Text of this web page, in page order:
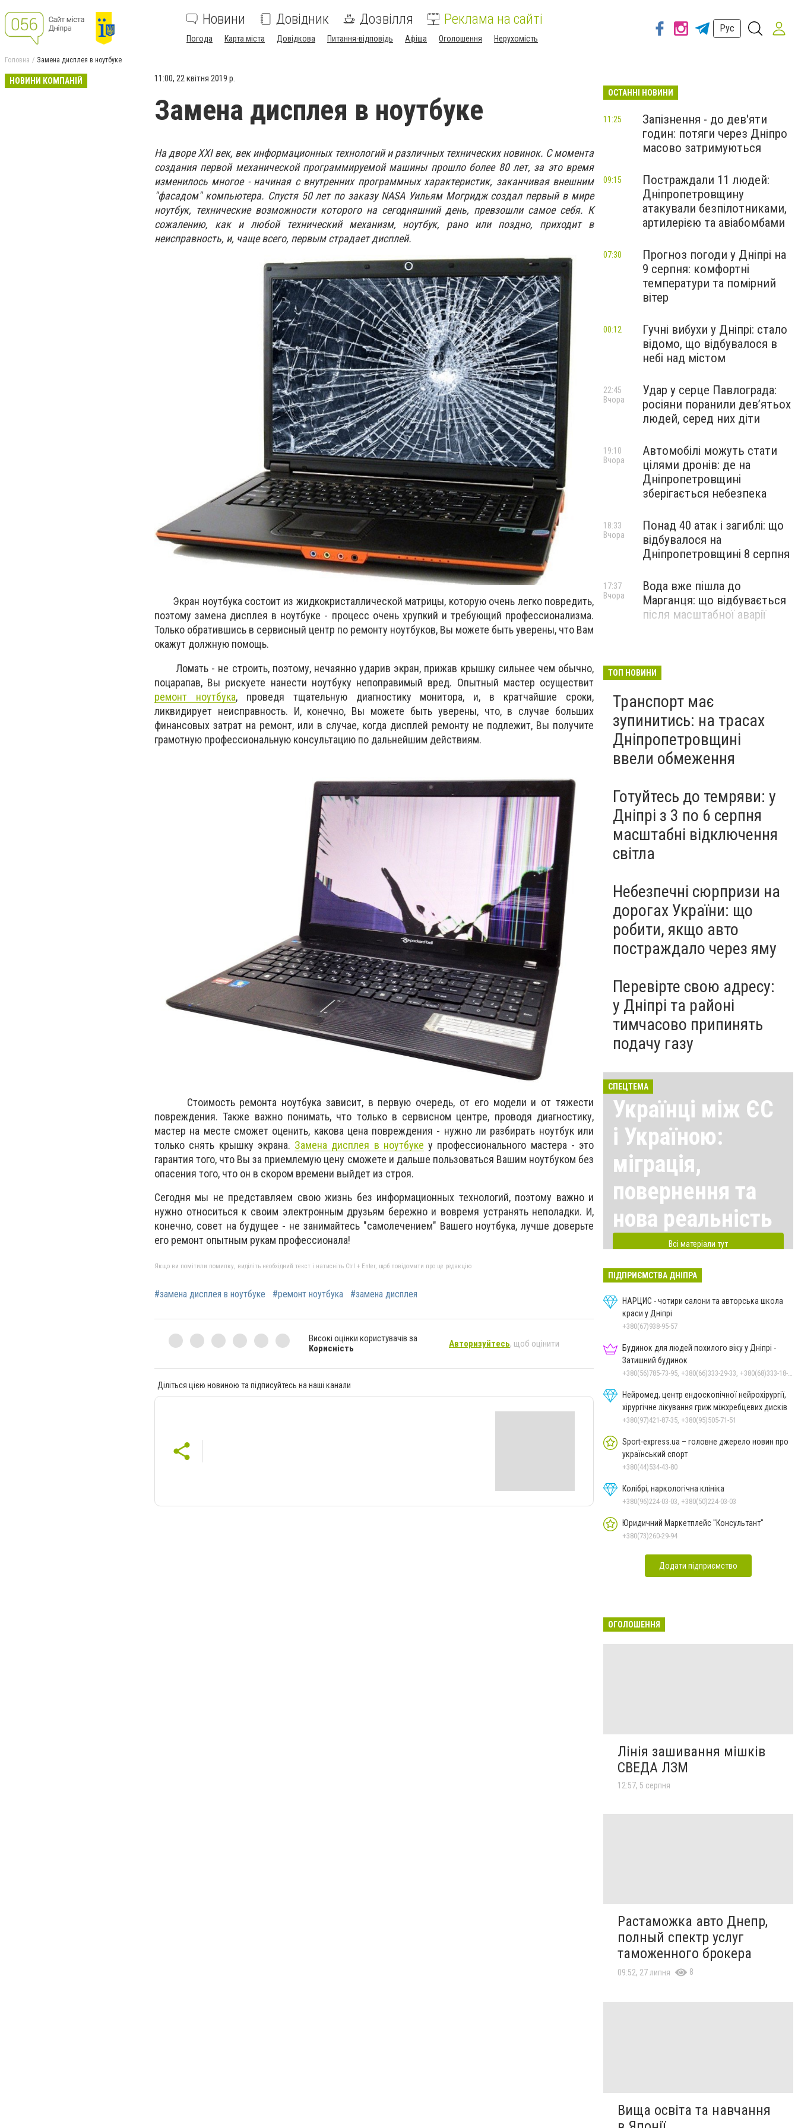
Новини Довідник Дозвілля Реклама на сайті
Погода Карта міста Довідкова Питання-відповідь Афіша Оголошення Нерухомість
Рус
Головна Замена дисплея в ноутбуке
НОВИНИ КОМПАНІЙ 11:00, 22 квітня 2019 р.
Замена дисплея в ноутбуке
На дворе XXI век, век информационных технологий и различных технических новинок. С момента
создания первой механической программируемой машины прошло более 80 лет, за это время
изменилось многое - начиная с внутренних программных характеристик, заканчивая внешним
"фасадом" компьютера. Спустя 50 лет по заказу NASA Уильям Могридж создал первый в мире
ноутбук, технические возможности которого на сегодняшний день, превзошли самое себя. К
сожалению, как и любой технический механизм, ноутбук, рано или поздно, приходит в
неисправность, и, чаще всего, первым страдает дисплей.
Экран ноутбука состоит из жидкокристаллической матрицы, которую очень легко повредить,
поэтому замена дисплея в ноутбуке - процесс очень хрупкий и требующий профессионализма.
Только обратившись в сервисный центр по ремонту ноутбуков, Вы можете быть уверены, что Вам
окажут должную помощь.
Ломать - не строить, поэтому, нечаянно ударив экран, прижав крышку сильнее чем обычно,
поцарапав, Вы рискуете нанести ноутбуку непоправимый вред. Опытный мастер осуществит
ремонт ноутбука, проведя тщательную диагностику монитора, и, в кратчайшие сроки,
ликвидирует неисправность. И, конечно, Вы можете быть уверены, что, в случае больших
финансовых затрат на ремонт, или в случае, когда дисплей ремонту не подлежит, Вы получите
грамотную профессиональную консультацию по дальнейшим действиям.
Стоимость ремонта ноутбука зависит, в первую очередь, от его модели и от тяжести
повреждения. Также важно понимать, что только в сервисном центре, проводя диагностику,
мастер на месте сможет оценить, какова цена повреждения - нужно ли разбирать ноутбук или
только снять крышку экрана. Замена дисплея в ноутбуке у профессионального мастера - это
гарантия того, что Вы за приемлемую цену сможете и дальше пользоваться Вашим ноутбуком без
опасения того, что он в скором времени выйдет из строя.
Сегодня мы не представляем свою жизнь без информационных технологий, поэтому важно и
нужно относиться к своим электронным друзьям бережно и вовремя устранять неполадки. И,
конечно, совет на будущее - не занимайтесь "самолечением" Вашего ноутбука, лучше доверьте
его ремонт опытным рукам профессионала!
Якщо ви помітили помилку, виділіть необхідний текст і натисніть Ctrl + Enter, щоб повідомити про це редакцію
#замена дисплея в ноутбуке #ремонт ноутбука #замена дисплея
Високі оцінки користувачів за
Корисність
Авторизуйтесь, щоб оцінити
Діліться цією новиною та підписуйтесь на наші канали
ОСТАННІ НОВИНИ
Запізнення - до дев'яти
годин: потяги через Дніпро
масово затримуються
11:25
Постраждали 11 людей:
Дніпропетровщину
атакували безпілотниками,
артилерією та авіабомбами
09:15
Прогноз погоди у Дніпрі на
9 серпня: комфортні
температури та помірний
вітер
07:30
Гучні вибухи у Дніпрі: стало
відомо, що відбувалося в
небі над містом
00:12
Удар у серце Павлограда:
росіяни поранили дев’ятьох
людей, серед них діти
22:45
Вчора
Автомобілі можуть стати
цілями дронів: де на
Дніпропетровщині
зберігається небезпека
19:10
Вчора
Понад 40 атак і загиблі: що
відбувалося на
Дніпропетровщині 8 серпня
18:33
Вчора
Вода вже пішла до
Марганця: що відбувається
після масштабної аварії
17:37
Вчора
ТОП НОВИНИ
Транспорт має
зупинитись: на трасах
Дніпропетровщині
ввели обмеження
Готуйтесь до темряви: у
Дніпрі з 3 по 6 серпня
масштабні відключення
світла
Небезпечні сюрпризи на
дорогах України: що
робити, якщо авто
постраждало через яму
Перевірте свою адресу:
у Дніпрі та районі
тимчасово припинять
подачу газу
СПЕЦТЕМА
Українці між ЄС
і Україною:
міграція,
повернення та
нова реальність
Всі матеріали тут
ПІДПРИЄМСТВА ДНІПРА
НАРЦИС - чотири салони та авторська школа
краси у Дніпрі
+380(67)938-95-57
Будинок для людей похилого віку у Дніпрі -
Затишний будинок
Нейромед, центр ендоскопічної нейрохірургії,
хірургічне лікування гриж міжхребцевих дисків
+380(97)421-87-35, +380(95)505-71-51
Sport-express.ua – головне джерело новин про
український спорт
+380(44)534-43-80
Колібрі, наркологічна клініка
+380(96)224-03-03, +380(50)224-03-03
Юридичний Маркетплейс "Консультант"
+380(73)260-29-94
Додати підприємство
ОГОЛОШЕННЯ
Лінія зашивання мішків
СВЕДА ЛЗМ
12:57, 5 серпня
Растаможка авто Днепр,
полный спектр услуг
таможенного брокера
09:52, 27 липня 8
Вища освіта та навчання